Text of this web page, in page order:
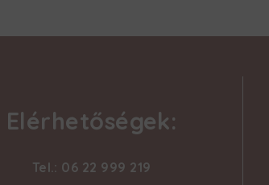
Elérhetőségek:
Tel.: 06 22 999 219